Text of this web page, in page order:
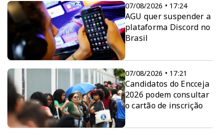
07/08/2026 • 17:24
AGU quer suspender a
plataforma Discord no
Brasil
07/08/2026 • 17:21
Candidatos do Encceja
2026 podem consultar
o cartão de inscrição